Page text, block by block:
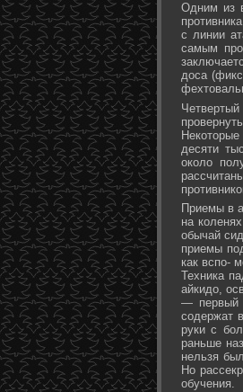
Одним из
с линии
самым
доса
десяти
около
Приемы в
на
обычай
приемы
как вспо-
Техника
айкидо,
— первый
содержат
руки с
раньше
нельзя
Но
обучения.